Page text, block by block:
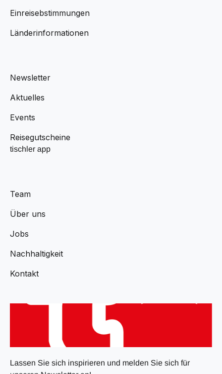
Einreisebstimmungen
Länderinformationen
Newsletter
Aktuelles
Events
Reisegutscheine
tischler app
Team
Über uns
Jobs
Nachhaltigkeit
Kontakt
Lassen Sie sich inspirieren und melden Sie sich für